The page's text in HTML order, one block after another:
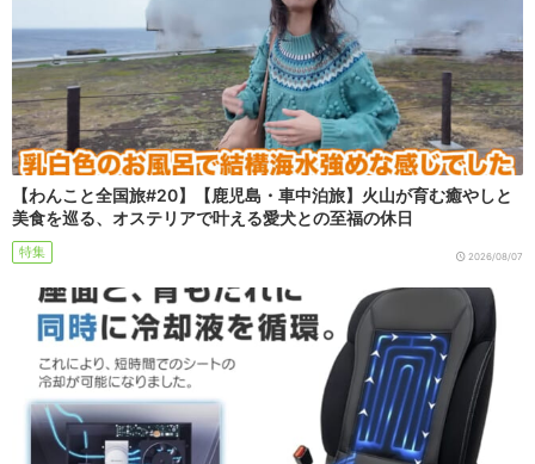
【わんこと全国旅#20】【鹿児島・車中泊旅】火山が育む癒やしと
美食を巡る、オステリアで叶える愛犬との至福の休日
特集 2026/08/07